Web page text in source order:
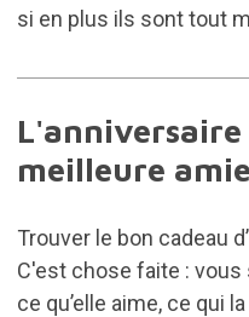
si en plus ils sont tout
meilleure amie
Trouver le bon cadeau
C'est chose faite :
ce qu’elle aime, ce qui